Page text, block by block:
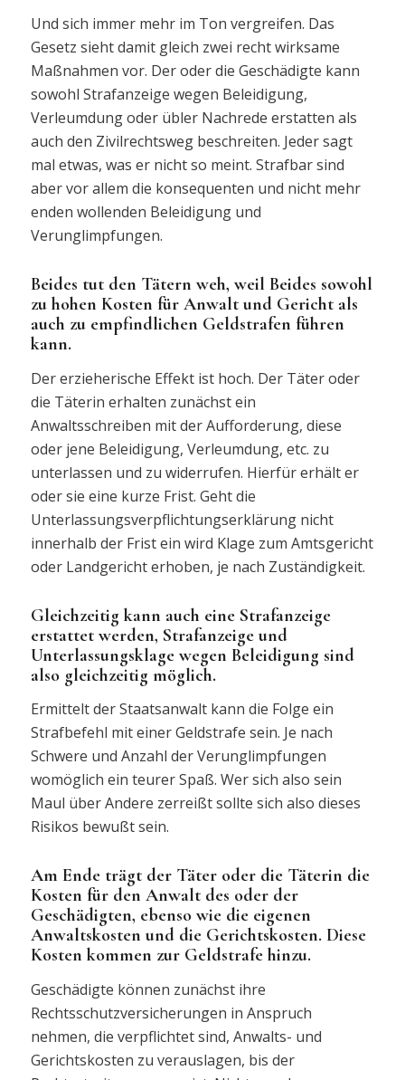
Und sich immer mehr im Ton vergreifen. Das
Gesetz sieht damit gleich zwei recht wirksame
Maßnahmen vor. Der oder die Geschädigte kann
sowohl Strafanzeige wegen Beleidigung,
Verleumdung oder übler Nachrede erstatten als
auch den Zivilrechtsweg beschreiten. Jeder sagt
mal etwas, was er nicht so meint. Strafbar sind
aber vor allem die konsequenten und nicht mehr
enden wollenden Beleidigung und
Verunglimpfungen.
Beides tut den Tätern weh, weil Beides sowohl
zu hohen Kosten für Anwalt und Gericht als
auch zu empfindlichen Geldstrafen führen
kann.
Der erzieherische Effekt ist hoch. Der Täter oder
die Täterin erhalten zunächst ein
Anwaltsschreiben mit der Aufforderung, diese
oder jene Beleidigung, Verleumdung, etc. zu
unterlassen und zu widerrufen. Hierfür erhält er
oder sie eine kurze Frist. Geht die
Unterlassungsverpflichtungserklärung nicht
innerhalb der Frist ein wird Klage zum Amtsgericht
oder Landgericht erhoben, je nach Zuständigkeit.
Gleichzeitig kann auch eine Strafanzeige
erstattet werden, Strafanzeige und
Unterlassungsklage wegen Beleidigung sind
also gleichzeitig möglich.
Ermittelt der Staatsanwalt kann die Folge ein
Strafbefehl mit einer Geldstrafe sein. Je nach
Schwere und Anzahl der Verunglimpfungen
womöglich ein teurer Spaß. Wer sich also sein
Maul über Andere zerreißt sollte sich also dieses
Risikos bewußt sein.
Am Ende trägt der Täter oder die Täterin die
Kosten für den Anwalt des oder der
Geschädigten, ebenso wie die eigenen
Anwaltskosten und die Gerichtskosten. Diese
Kosten kommen zur Geldstrafe hinzu.
Geschädigte können zunächst ihre
Rechtsschutzversicherungen in Anspruch
nehmen, die verpflichtet sind, Anwalts- und
Gerichtskosten zu verauslagen, bis der